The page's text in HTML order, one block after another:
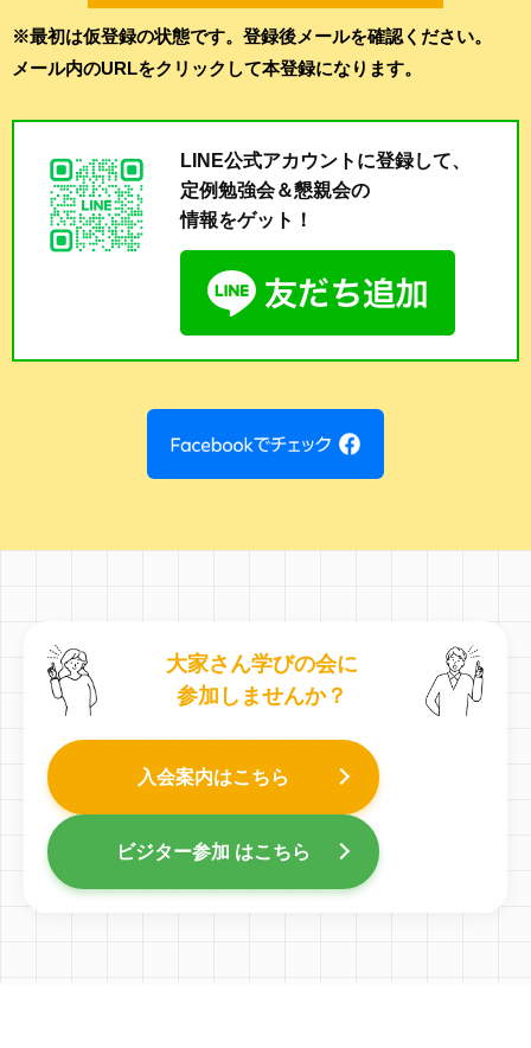
※最初は仮登録の状態です。登録後メールを確認ください。
メール内のURLをクリックして本登録になります。
LINE公式アカウントに登録して、
定例勉強会＆懇親会の
情報をゲット！
大家さん学びの会に
参加しませんか？
入会案内はこちら
ビジター参加 はこちら